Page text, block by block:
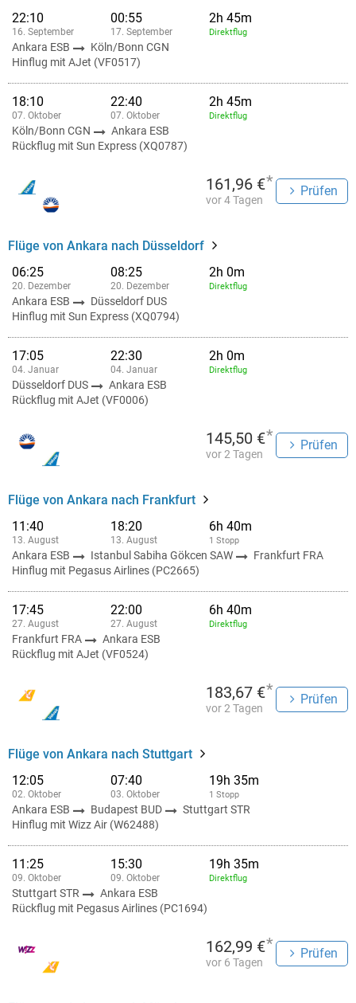
22:10
16. September
00:55
17. September
2h 45m
Direktflug
Ankara ESB
Köln/Bonn CGN
Hinflug mit AJet (VF0517)
18:10
07. Oktober
22:40
07. Oktober
2h 45m
Direktflug
Köln/Bonn CGN
Ankara ESB
Rückflug mit Sun Express (XQ0787)
161,96 €*
vor 4 Tagen
Prüfen
Flüge von Ankara nach Düsseldorf
06:25
20. Dezember
08:25
20. Dezember
2h 0m
Direktflug
Ankara ESB
Düsseldorf DUS
Hinflug mit Sun Express (XQ0794)
17:05
04. Januar
22:30
04. Januar
2h 0m
Direktflug
Düsseldorf DUS
Ankara ESB
Rückflug mit AJet (VF0006)
145,50 €*
vor 2 Tagen
Prüfen
Flüge von Ankara nach Frankfurt
11:40
13. August
18:20
13. August
6h 40m
1 Stopp
Ankara ESB Istanbul Sabiha Gökcen SAW
Frankfurt FRA
Hinflug mit Pegasus Airlines (PC2665)
17:45
27. August
22:00
27. August
6h 40m
Direktflug
Frankfurt FRA
Ankara ESB
Rückflug mit AJet (VF0524)
183,67 €*
vor 2 Tagen
Prüfen
Flüge von Ankara nach Stuttgart
12:05
02. Oktober
07:40
03. Oktober
19h 35m
1 Stopp
Ankara ESB Budapest BUD
Stuttgart STR
Hinflug mit Wizz Air (W62488)
11:25
09. Oktober
15:30
09. Oktober
19h 35m
Direktflug
Stuttgart STR
Ankara ESB
Rückflug mit Pegasus Airlines (PC1694)
162,99 €*
vor 6 Tagen
Prüfen